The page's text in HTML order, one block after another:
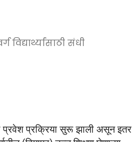
संधी
प्रक्रिया सुरू झाली असून इतर